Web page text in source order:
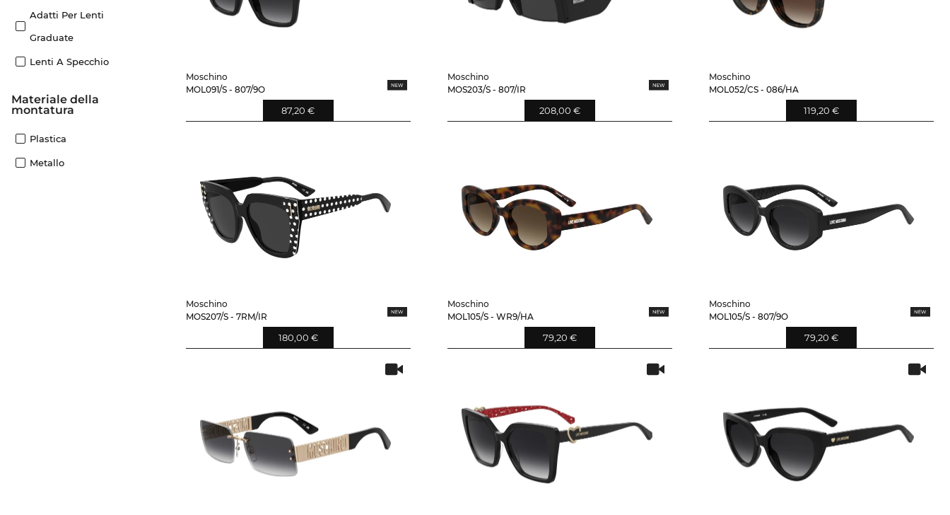
Adatti Per Lenti
Graduate
Lenti A Specchio
Materiale della
montatura
Plastica
Metallo
Moschino
MOL091/S - 807/9O
87,20 €
Moschino
MOS203/S - 807/IR
208,00 €
Moschino
MOL052/CS - 086/HA
119,20 €
Moschino
MOS207/S - 7RM/IR
180,00 €
Moschino
MOL105/S - WR9/HA
79,20 €
Moschino
MOL105/S - 807/9O
79,20 €